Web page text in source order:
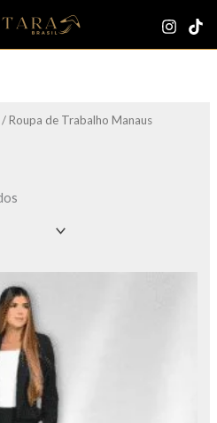
/ Roupa de Trabalho Manaus